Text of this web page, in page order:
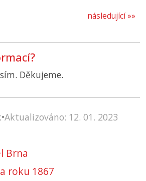
následující »»
Děkujeme.
•Aktualizováno: 12. 01. 2023
Brna
roku 1867